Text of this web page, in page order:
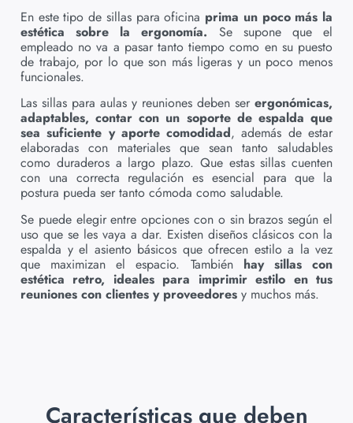
En este tipo de sillas para oficina prima un poco más la
estética sobre la ergonomía. Se supone que el
empleado no va a pasar tanto tiempo como en su puesto
de trabajo, por lo que son más ligeras y un poco menos
funcionales.
Las sillas para aulas y reuniones deben ser ergonómicas,
adaptables, contar con un soporte de espalda que
sea suficiente y aporte comodidad, además de estar
elaboradas con materiales que sean tanto saludables
como duraderos a largo plazo. Que estas sillas cuenten
con una correcta regulación es esencial para que la
postura pueda ser tanto cómoda como saludable.
Se puede elegir entre opciones con o sin brazos según el
uso que se les vaya a dar. Existen diseños clásicos con la
espalda y el asiento básicos que ofrecen estilo a la vez
que maximizan el espacio. Tambiénhay sillas con
estética retro, ideales para imprimir estilo en tus
reuniones con clientes y proveedores y muchos más.
Características que deben